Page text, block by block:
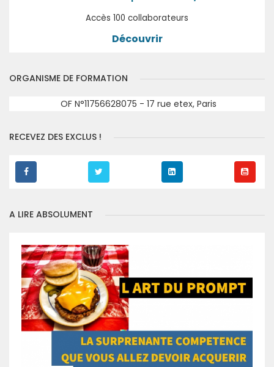
Accès 100 collaborateurs
Découvrir
ORGANISME DE FORMATION
OF N°11756628075 - 17 rue etex, Paris
RECEVEZ DES EXCLUS !
A LIRE ABSOLUMENT